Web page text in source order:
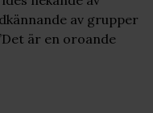
av grupper
är en oroande